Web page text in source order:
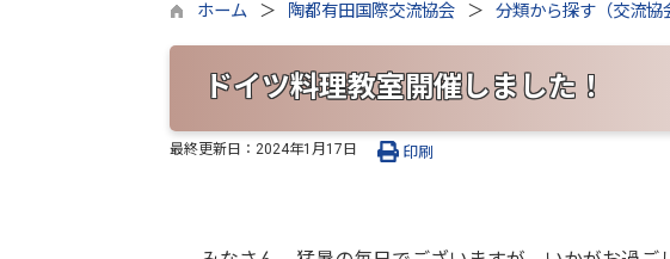
ホーム 陶都有田国際交流協会 分類から探す（交流協
ドイツ料理教室開催しました！
最終更新日： 2024年1月17日 印刷